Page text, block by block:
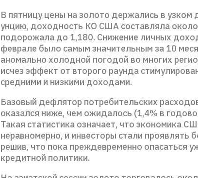
В пятницу цены на золото держались в
унцию, доходность КО США составляла
подорожала до 1,180. Снижение личных
феврале было самым значительным за 10
аномально холодной погодой во многих
исчез эффект от второго раунда
средними и низкими доходами.
Базовый дефлятор потребительских
оказался ниже, чем ожидалось (1,4% в
Такая статистика означает, что экономика
неравномерно, и инвесторы стали проявлять
решив, что пока преждевременно опасаться
кредитной политики.